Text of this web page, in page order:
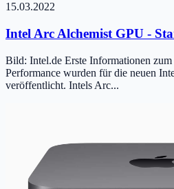
15.03.2022
Intel Arc Alchemist GPU -
Bild: Intel.de Erste Informationen
Performance wurden für die neuen
veröffentlicht. Intels Arc...